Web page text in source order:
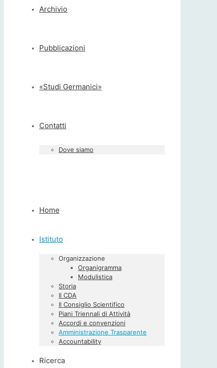
Archivio
Pubblicazioni
«Studi Germanici»
Contatti
Dove siamo
Home
Istituto
Organizzazione
Organigramma
Modulistica
Storia
Il CDA
Il Consiglio Scientifico
Piani Triennali di Attività
Accordi e convenzioni
Amministrazione Trasparente
Accountability
Ricerca